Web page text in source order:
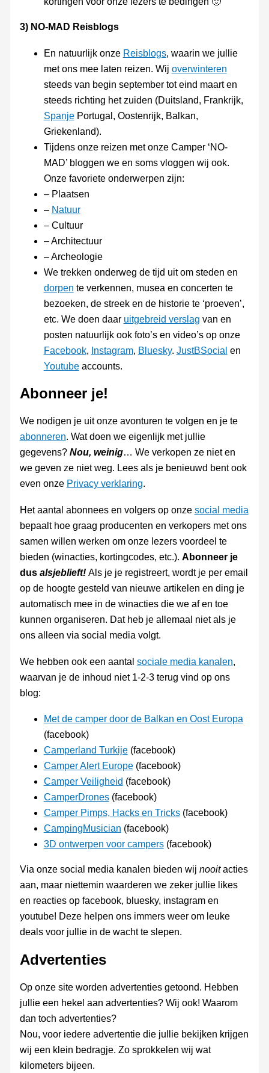
3) NO-MAD Reisblogs
En natuurlijk onze Reisblogs, waarin we jullie
met ons mee laten reizen. Wij overwinteren
steeds van begin september tot eind maart en
steeds richting het zuiden (Duitsland, Frankrijk,
SpanjePortugal, Oostenrijk, Balkan,
Griekenland).
Tijdens onze reizen met onze Camper ‘NO-
MAD’ bloggen we en soms vloggen wij ook.
Onze favoriete onderwerpen zijn:
– Plaatsen
– Natuur
– Cultuur
– Architectuur
– Archeologie
We trekken onderweg de tijd uit om steden en
dorpen te verkennen, musea en concerten te
bezoeken, de streek en de historie te ‘proeven’,
etc. We doen daar uitgebreid verslag van en
posten natuurlijk ook foto’s en video’s op onze
Facebook, Instagram, Bluesky. JustBSocial en
Youtubeaccounts.
Abonneer je!
We nodigen je uit onze avonturen te volgen en je te
abonneren. Wat doen we eigenlijk met jullie
gegevens? Nou, weinig… We verkopen ze niet en
we geven ze niet weg. Lees als je benieuwd bent ook
even onze Privacy verklaring.
Het aantal abonnees en volgers op onze social media
bepaalt hoe graag producenten en verkopers met ons
samen willen werken om onze lezers voordeel te
bieden (winacties, kortingcodes, etc.). Abonneer je
dus alsjeblieft! Als je je registreert, wordt je per email
op de hoogte gesteld van nieuwe artikelen en ding je
automatisch mee in de winacties die we af en toe
kunnen organiseren. Dat heb je allemaal niet als je
ons alleen via social media volgt.
We hebben ook een aantal sociale media kanalen,
waarvan je de inhoud niet 1-2-3 terug vind op ons
blog:
Met de camper door de Balkan en Oost Europa
(facebook)
Camperland Turkije(facebook)
Camper Alert Europe(facebook)
Camper Veiligheid (facebook)
CamperDrones(facebook)
Camper Pimps, Hacks en Tricks(facebook)
CampingMusician (facebook)
3D ontwerpen voor campers(facebook)
Via onze social media kanalen bieden wij nooitacties
aan, maar niettemin waarderen we zeker jullie likes
en reacties op facebook, bluesky, instagram en
youtube! Deze helpen ons immers weer om leuke
deals voor jullie in de wacht te slepen.
Advertenties
Op onze site worden advertenties getoond. Hebben
jullie een hekel aan advertenties? Wij ook! Waarom
dan toch advertenties?
Nou, voor iedere advertentie die jullie bekijken krijgen
wij een klein bedragje. Zo sprokkelen wij wat
kilometers bijeen.